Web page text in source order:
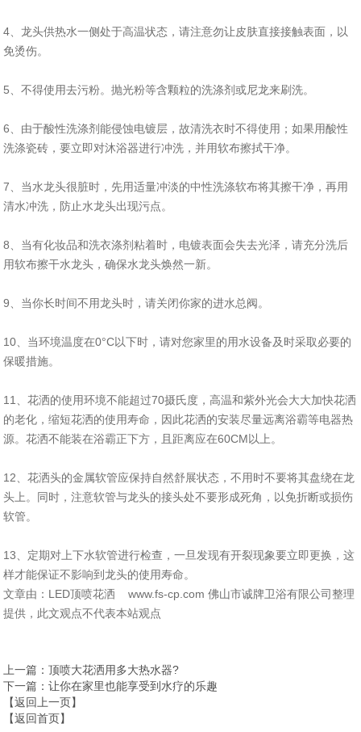
4、龙头供热水一侧处于高温状态，请注意勿让皮肤直接接触表面，以
免烫伤。
5、不得使用去污粉。抛光粉等含颗粒的洗涤剂或尼龙来刷洗。
6、由于酸性洗涤剂能侵蚀电镀层，故清洗衣时不得使用；如果用酸性
洗涤瓷砖，要立即对沐浴器进行冲洗，并用软布擦拭干净。
7、当水龙头很脏时，先用适量冲淡的中性洗涤软布将其擦干净，再用
清水冲洗，防止水龙头出现污点。
8、当有化妆品和洗衣涤剂粘着时，电镀表面会失去光泽，请充分洗后
用软布擦干水龙头，确保水龙头焕然一新。
9、当你长时间不用龙头时，请关闭你家的进水总阀。
10、当环境温度在0°C以下时，请对您家里的用水设备及时采取必要的
保暖措施。
11、花洒的使用环境不能超过70摄氏度，高温和紫外光会大大加快花洒
的老化，缩短花洒的使用寿命，因此花洒的安装尽量远离浴霸等电器热
源。花洒不能装在浴霸正下方，且距离应在60CM以上。
12、花洒头的金属软管应保持自然舒展状态，不用时不要将其盘绕在龙
头上。同时，注意软管与龙头的接头处不要形成死角，以免折断或损伤
软管。
13、定期对上下水软管进行检查，一旦发现有开裂现象要立即更换，这
样才能保证不影响到龙头的使用寿命。
文章由：LED顶喷花洒 www.fs-cp.com 佛山市诚牌卫浴有限公司整理
提供，此文观点不代表本站观点
上一篇 ：顶喷大花洒用多大热水器?
下一篇 ：让你在家里也能享受到水疗的乐趣
【返回上一页】
【返回首页】